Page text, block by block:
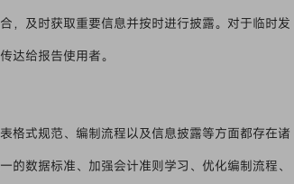
，及时获取重要信息并按时进行披露。对于临时发
达给报告使用者。
格式规范、编制流程以及信息披露等方面都存在诸
数据标准、加强会计准则学习、优化编制流程、